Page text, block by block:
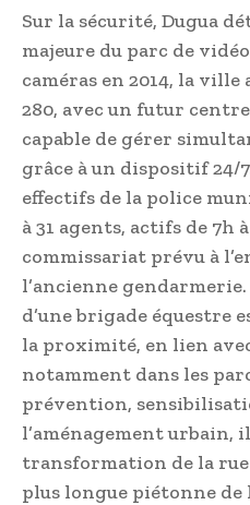
Sur la sécurité, Dugua
majeure du parc de
caméras en 2014, la
280, avec un futur
capable de gérer
grâce à un dispositif 24/
effectifs de la police
à 31 agents, actifs de 7h
commissariat prévu à
l’ancienne
d’une brigade équestre
la proximité, en lien
notamment dans les
prévention,
l’aménagement urbain,
transformation de la
plus longue piétonne